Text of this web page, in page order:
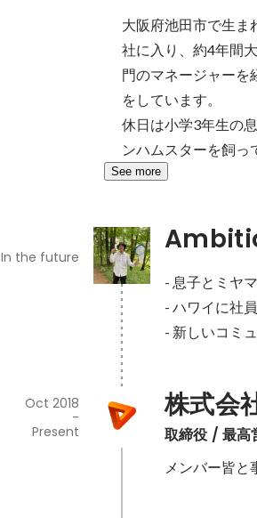
大阪府池田市で生ま
社に入り、約4年間
門のマネージャーを
をしています。
休日は小学3年生の
ンハムスターを飼っ
See more
In the future
- 息子とミヤ
- ハワイに社員
- 新しいコミ
株式会
取締役 / 最高
Oct 2018
-
Present